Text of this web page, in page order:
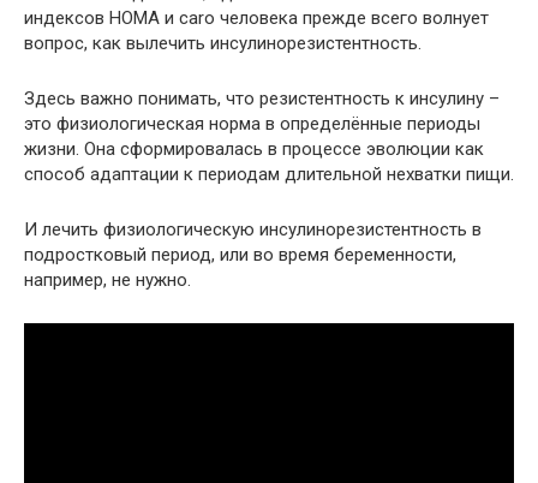
индексов НОМА и caro человека прежде всего волнует
вопрос, как вылечить инсулинорезистентность.
Здесь важно понимать, что резистентность к инсулину –
это физиологическая норма в определённые периоды
жизни. Она сформировалась в процессе эволюции как
способ адаптации к периодам длительной нехватки пищи.
И лечить физиологическую инсулинорезистентность в
подростковый период, или во время беременности,
например, не нужно.